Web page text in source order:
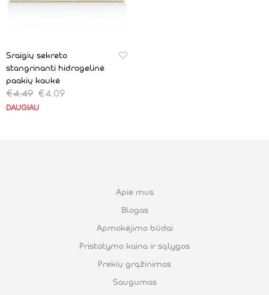
Sraigių sekreto
stangrinanti hidrogelinė
paakių kaukė
€4.49 €4.09
DAUGIAU
Apie mus
Blogas
Apmokėjimo būdai
Pristatymo kaina ir sąlygos
Prekių grąžinimas
Saugumas